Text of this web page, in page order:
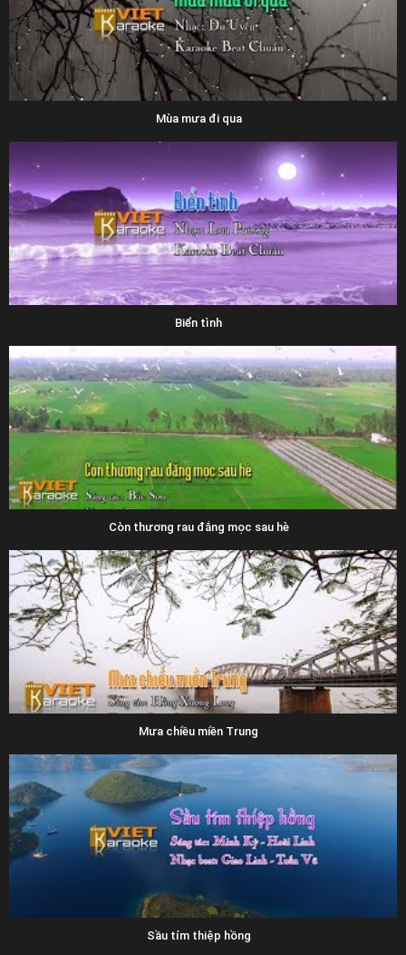
Mùa mưa đi qua
Biển tình
Còn thương rau đắng mọc sau hè
Mưa chiều miền Trung
Sầu tím thiệp hồng